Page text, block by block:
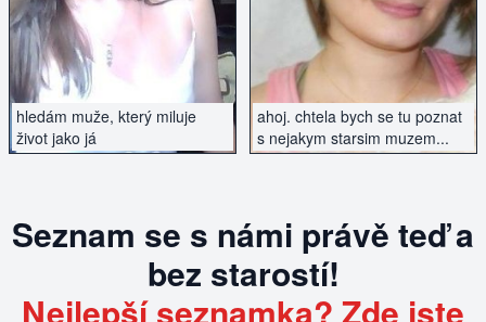
hledám muže, který miluje
život jako já
ahoj. chtela bych se tu poznat
s nejakym starsim muzem...
Seznam se s námi právě teď a
bez starostí!
Nejlepší seznamka? Zde jste